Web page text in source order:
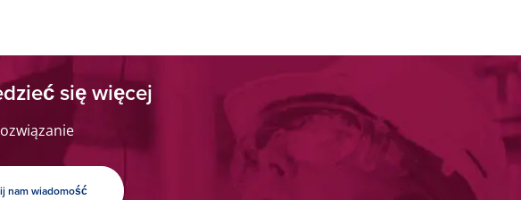
się więcej
nam wiadomość